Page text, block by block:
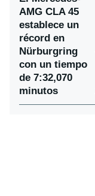
AMG CLA 45
establece un
récord en
Nürburgring
con un tiempo
de 7:32,070
minutos